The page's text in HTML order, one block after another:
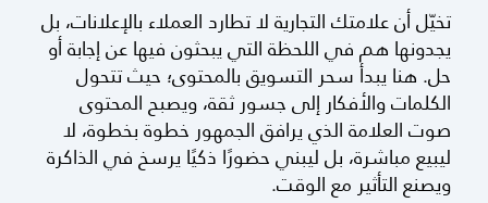
تخيّل أن علامتك التجارية لا تطارد العملاء بالإعلانات، بل
يجدونها هم في اللحظة التي يبحثون فيها عن إجابة أو
حل. هنا يبدأ سحر التسويق بالمحتوى؛ حيث تتحول
الكلمات والأفكار إلى جسور ثقة، ويصبح المحتوى
صوت العلامة الذي يرافق الجمهور خطوة بخطوة، لا
ليبيع مباشرة، بل ليبني حضورًا ذكيًا يرسخ في الذاكرة
ويصنع التأثير مع الوقت.